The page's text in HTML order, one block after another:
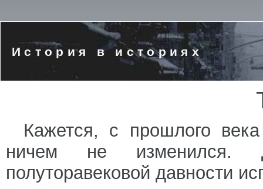
История в историях
Кажется, с прошлого
ничем не изменился.
полуторавековой давности